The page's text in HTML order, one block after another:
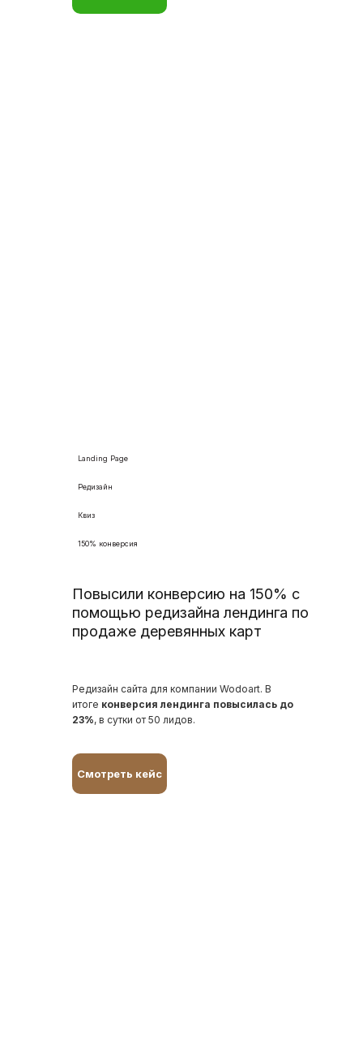
Landing Page
Редизайн
Квиз
150% конверсия
Повысили конверсию на 150% с
помощью редизайна лендинга по
продаже деревянных карт
Редизайн сайта для компании Wodoart. В
итоге конверсия лендинга повысилась до
23%, в сутки от 50 лидов.
Смотреть кейс